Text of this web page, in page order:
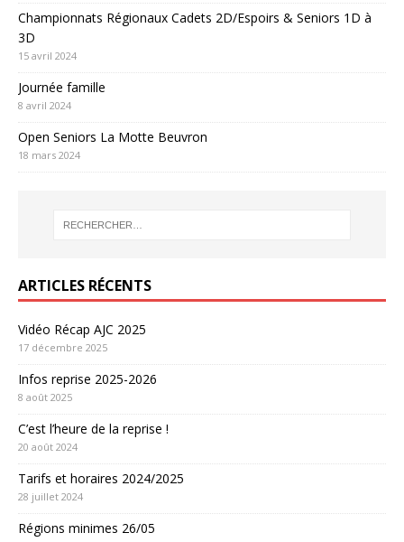
Championnats Régionaux Cadets 2D/Espoirs & Seniors 1D à
3D
15 avril 2024
Journée famille
8 avril 2024
Open Seniors La Motte Beuvron
18 mars 2024
ARTICLES RÉCENTS
Vidéo Récap AJC 2025
17 décembre 2025
Infos reprise 2025-2026
8 août 2025
C’est l’heure de la reprise !
20 août 2024
Tarifs et horaires 2024/2025
28 juillet 2024
Régions minimes 26/05